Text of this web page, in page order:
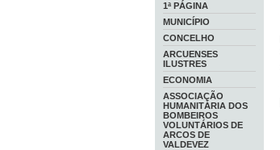
1ª PÁGINA
MUNICÍPIO
CONCELHO
ARCUENSES
ILUSTRES
ECONOMIA
ASSOCIAÇÃO
HUMANITÁRIA DOS
BOMBEIROS
VOLUNTÁRIOS DE
ARCOS DE
VALDEVEZ